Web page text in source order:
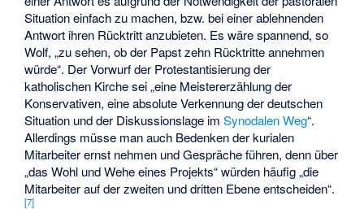
Situation einfach zu machen, bzw. bei einer ablehnenden
Antwort ihren Rücktritt anzubieten. Es wäre spannend, so
Wolf, „zu sehen, ob der Papst zehn Rücktritte annehmen
würde“. Der Vorwurf der Protestantisierung der
katholischen Kirche sei „eine Meistererzählung der
Konservativen, eine absolute Verkennung der deutschen
Situation und der Diskussionslage imSynodalen Weg“.
Allerdings müsse man auch Bedenken der kurialen
Mitarbeiter ernst nehmen und Gespräche führen, denn über
„das Wohl und Wehe eines Projekts“ würden häufig „die
Mitarbeiter auf der zweiten und dritten Ebene entscheiden“.
[7]